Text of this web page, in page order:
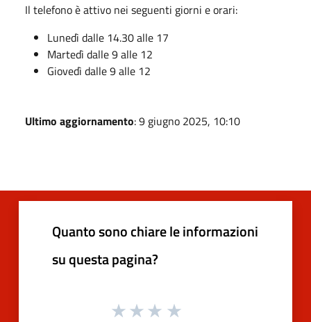
Il telefono è attivo nei seguenti giorni e orari:
Lunedì dalle 14.30 alle 17
Martedì dalle 9 alle 12
Giovedì dalle 9 alle 12
Ultimo aggiornamento: 9 giugno 2025, 10:10
Quanto sono chiare le informazioni
su questa pagina?